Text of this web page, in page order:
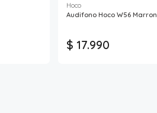
Hoco
Audifono Hoco W56 Marron
$ 17.990